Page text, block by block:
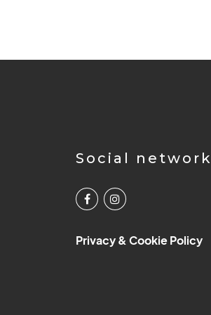
Social network
Privacy & Cookie Policy